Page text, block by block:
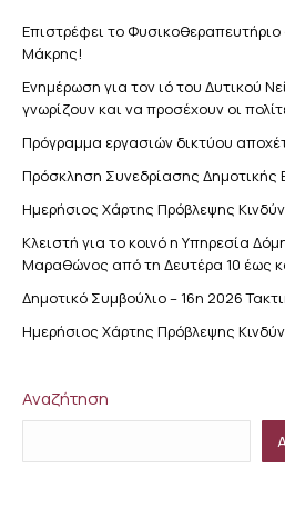
Επιστρέφει το
Μάκρης!
Ενημέρωση για τον ιό του Δυτικού
γνωρίζουν και να προσέχουν οι
Πρόγραμμα εργασιών δικτύου
Πρόσκληση Συνεδρίασης Δημοτικής
Ημερήσιος Χάρτης Πρόβλεψης
Κλειστή για το κοινό η Υπηρεσία
Μαραθώνος από τη Δευτέρα 10 έως
Δημοτικό Συμβούλιο – 16η 2026
Ημερήσιος Χάρτης Πρόβλεψης
Αναζήτηση